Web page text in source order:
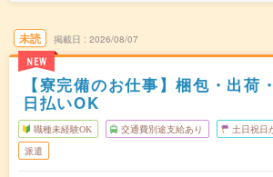
未読
NEW
掲載日 2026/08/07
【寮完備のお仕事】梱包・出荷
日払いOK
職種未経験OK 交通費別途支給あり 土日祝日
派遣